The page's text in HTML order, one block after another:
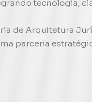
tecnologia,
deArquitetura
parceria